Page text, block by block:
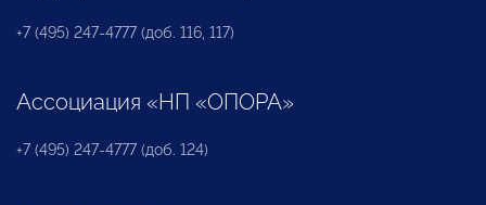
+7 (495) 247-4777 (доб. 116, 117)
Ассоциация «НП «ОПОРА»
+7 (495) 247-4777 (доб. 124)